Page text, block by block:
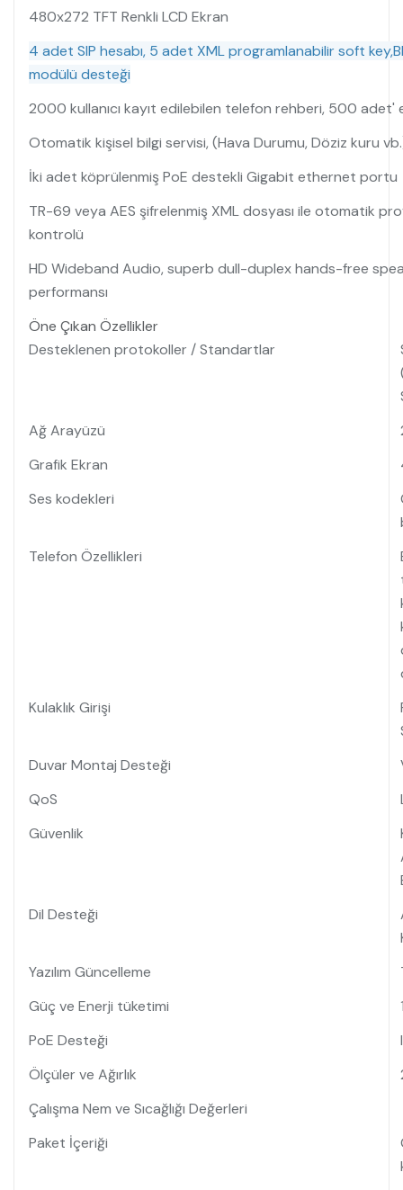
Öne Çıkan Özellikler
480x272 TFT Renkli LCD Ekran
4 adet SIP hesabı, 5 adet XML programlanabilir soft
modülü desteği
2000 kullanıcı kayıt edilebilen telefon rehberi, 500 adet'
Otomatik kişisel bilgi servisi, (Hava Durumu, Döziz kuru
İki adet köprülenmiş PoE destekli Gigabit ethernet portu
TR-69 veya AES şifrelenmiş XML dosyası ile otomatik
kontrolü
HD Wideband Audio, superb dull-duplex hands-free
performansı
Desteklenen protokoller / Standartlar
Ağ Arayüzü
Grafik Ekran
Ses kodekleri
Telefon Özellikleri
Kulaklık Girişi
Duvar Montaj Desteği
QoS
Güvenlik
Dil Desteği
Yazılım Güncelleme
Güç ve Enerji tüketimi
PoE Desteği
Ölçüler ve Ağırlık
Çalışma Nem ve Sıcağlığı Değerleri
Paket İçeriği